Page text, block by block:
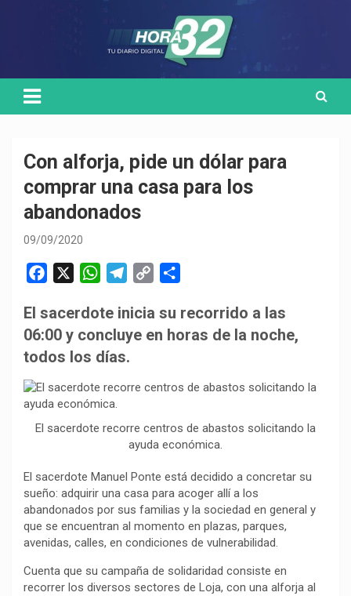
Con alforja, pide un dólar para
comprar una casa para los
abandonados
09/09/2020
c
e
b
o
W
a
t
s
p
l
e
a
p
y
n
m
p
t
r
El sacerdote inicia su recorrido a las
06:00 y concluye en horas de la noche,
todos los días.
El sacerdote recorre centros de abastos solicitando la
ayuda económica.
El sacerdote Manuel Ponte está decidido a concretar su
sueño: adquirir una casa para acoger allí a los
abandonados por sus familias y la sociedad en general y
que se encuentran al momento en plazas, parques,
avenidas, calles, en condiciones de vulnerabilidad.
Cuenta que su campaña de solidaridad consiste en
recorrer los diversos sectores de Loja, con una alforja al